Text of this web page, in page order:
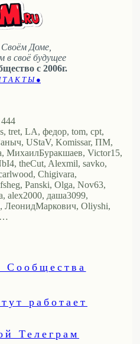
Доме,
в своё будущее
с 2006г.
Т А К Т Ы ●
444
tret, LA, федор, tom, cpt,
UStaV, Komissar, ПМ,
МихаилБуракшаев, Victor15,
theCut, Alexmil, savko,
Chigivara,
Panski, Olga, Nov63,
alex2000, даша3099,
Oliyshi,
…
Сообщества
работает
Телеграм